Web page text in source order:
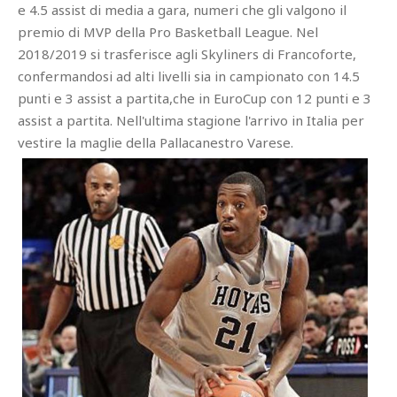
e 4.5 assist di media a gara, numeri che gli valgono il
premio di MVP della Pro Basketball League. Nel
2018/2019 si trasferisce agli Skyliners di Francoforte,
confermandosi ad alti livelli sia in campionato con 14.5
punti e 3 assist a partita,che in EuroCup con 12 punti e 3
assist a partita. Nell'ultima stagione l'arrivo in Italia per
vestire la maglie della Pallacanestro Varese.